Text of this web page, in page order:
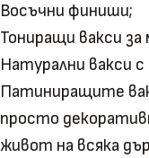
Восъчни финиши;
Тониращи вакси за
Натурални вакси
Патиниращите
просто
живот на всяка